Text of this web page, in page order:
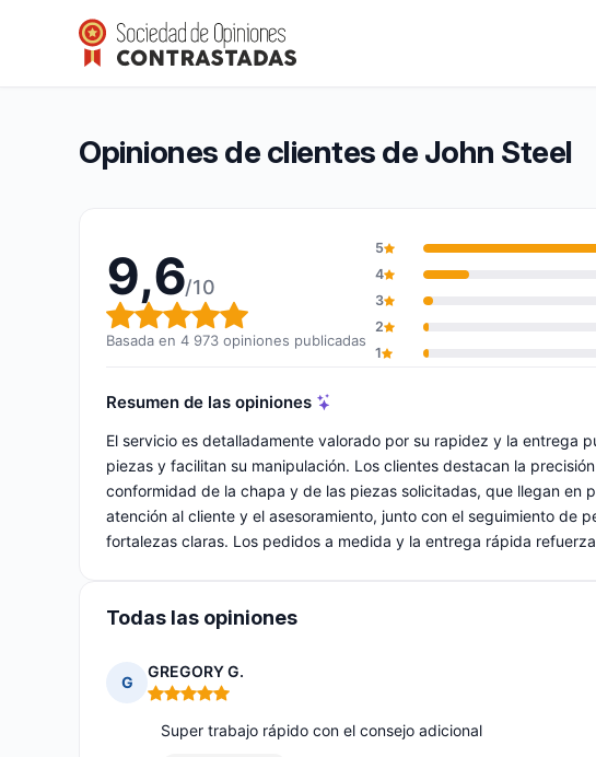
John Steel
Calificación global: 9,6 de 10
9,6/10(4 973 opiniones)
Opiniones de clientes de John Steel
9,6/10
Calificación global: 9,6 de 10
Basada en 4 973 opiniones publicadas
5
4
3
2
1
Resumen de las opiniones
El servicio es detalladamente valorado por su rapidez y la entrega
piezas y facilitan su manipulación. Los clientes destacan la
conformidad de la chapa y de las piezas solicitadas, que llegan en
atención al cliente y el asesoramiento, junto con el seguimiento de
fortalezas claras. Los pedidos a medida y la entrega rápida
Todas las opiniones
G
GREGORY G.
Nota: 5 de 5
Super trabajo rápido con el consejo adicional